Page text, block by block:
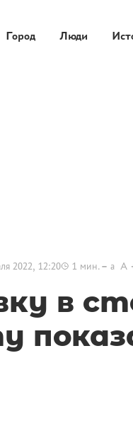
Город Люди
2022, 12:20 1 мин. a A
в